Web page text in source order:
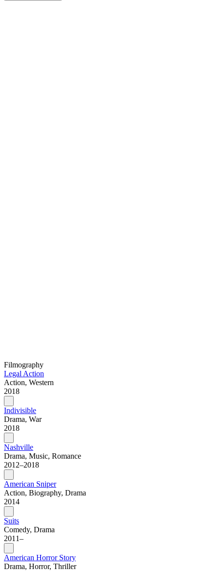
Filmography
Legal Action
Action, Western
2018
Indivisible
Drama, War
2018
Nashville
Drama, Music, Romance
2012–2018
American Sniper
Action, Biography, Drama
2014
Suits
Comedy, Drama
2011–
American Horror Story
Drama, Horror, Thriller